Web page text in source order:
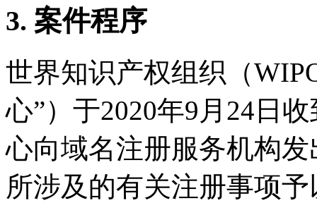
3. 案件程序
世界知识产权组织（
心”）于2020年9月24日
心向域名注册服务机构
所涉及的有关注册事项